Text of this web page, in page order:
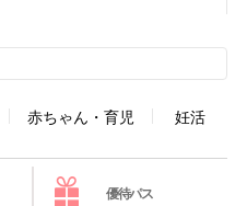
赤ちゃん・育児 妊活
優待パス